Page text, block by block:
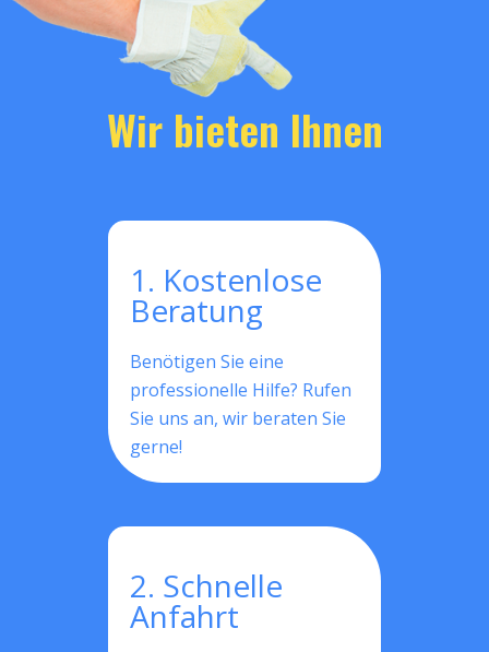
Wir bieten Ihnen
1. Kostenlose
Beratung
Benötigen Sie eine
professionelle Hilfe? Rufen
Sie uns an, wir beraten Sie
gerne!
2. Schnelle
Anfahrt